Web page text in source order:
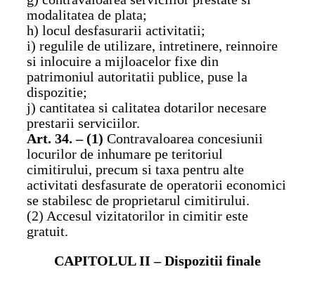
modalitatea de plata;
h) locul desfasurarii activitatii;
i) regulile de utilizare, intretinere, reinnoire
si inlocuire a mijloacelor fixe din
patrimoniul autoritatii publice, puse la
dispozitie;
j) cantitatea si calitatea dotarilor necesare
prestarii serviciilor.
Art. 34. – (1) Contravaloarea concesiunii
locurilor de inhumare pe teritoriul
cimitirului, precum si taxa pentru alte
activitati desfasurate de operatorii economici
se stabilesc de proprietarul cimitirului.
(2) Accesul vizitatorilor in cimitir este
gratuit.
CAPITOLUL II – Dispozitii finale